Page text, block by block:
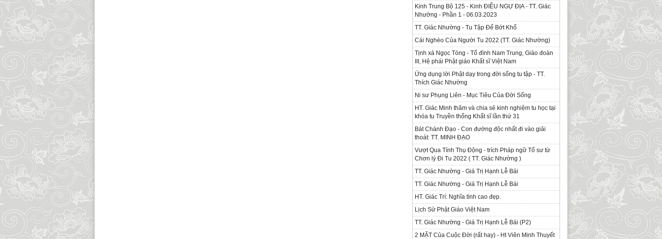
Kinh Trung Bộ 125 - Kinh ÐIỀU NGỰ ĐỊA - TT. Giác
Nhường - Phần 1 - 06.03.2023
TT. Giác Nhường - Tu Tập Để Bớt Khổ
Cái Nghèo Của Người Tu 2022 (TT. Giác Nhường)
Tịnh xá Ngọc Tòng - Tổ đình Nam Trung, Giáo đoàn
III, Hệ phái Phật giáo Khất sĩ Việt Nam
Ứng dụng lời Phật dạy trong đời sống tu tập - TT.
Thích Giác Nhường
Ni sư Phụng Liên - Mục Tiêu Của Đời Sống
HT. Giác Minh thăm và chia sẻ kinh nghiệm tu học tại
khóa tu Truyền thống Khất sĩ lần thứ 31
Bát Chánh Đạo - Con đường độc nhất đi vào giải
thoát: TT. MINH ĐẠO
Vượt Qua Tính Thụ Động - trích Pháp ngữ Tổ sư từ
Chơn lý Đi Tu 2022 ( TT. Giác Nhường )
TT. Giác Nhường - Giá Trị Hạnh Lễ Bái
TT. Giác Nhường - Giá Trị Hạnh Lễ Bái
HT. Giác Trí: Nghĩa tình cao đẹp.
Lịch Sử Phật Giáo Việt Nam
TT. Giác Nhường - Giá Trị Hạnh Lễ Bái (P2)
2 MẶT Của Cuộc Đời (rất hay) - Ht Viên Minh Thuyết